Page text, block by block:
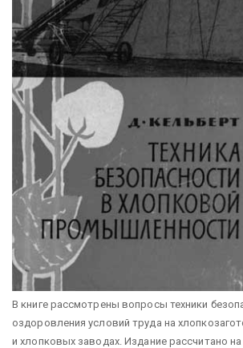
В книге рассмотрены вопросы техники
оздоровления условий труда на
и хлопковых заводах. Издание рассчитано